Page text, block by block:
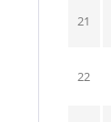
21
22